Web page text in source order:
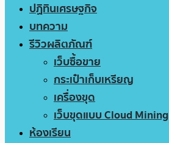
ปฏิทินเศรษฐกิจ
บทความ
รีวิวผลิตภัณฑ์
เว็บซื้อขาย
กระเป๋าเก็บเหรียญ
เครื่องขุด
เว็บขุดแบบ Cloud Mining
ห้องเรียน